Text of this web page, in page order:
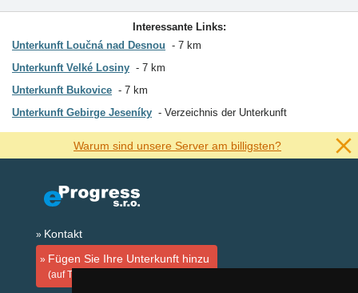
Interessante Links:
Unterkunft Loučná nad Desnou
7 km
Unterkunft Velké Losiny
7 km
Unterkunft Bukovice
7 km
Unterkunft Gebirge Jeseníky
Verzeichnis der Unterkunft
Warum sind unsere Server am billigsten?
Kontakt
Fügen Sie Ihre Unterkunft hinzu
(auf Tschechisch)